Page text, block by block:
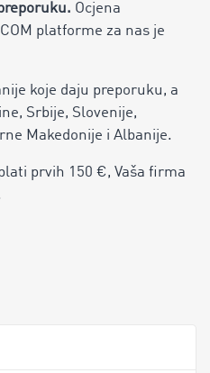
Ocjena
platforme za nas je
koje daju preporuku, a
Srbije, Slovenije,
Makedonije i Albanije.
prvih 150 €, Vaša firma